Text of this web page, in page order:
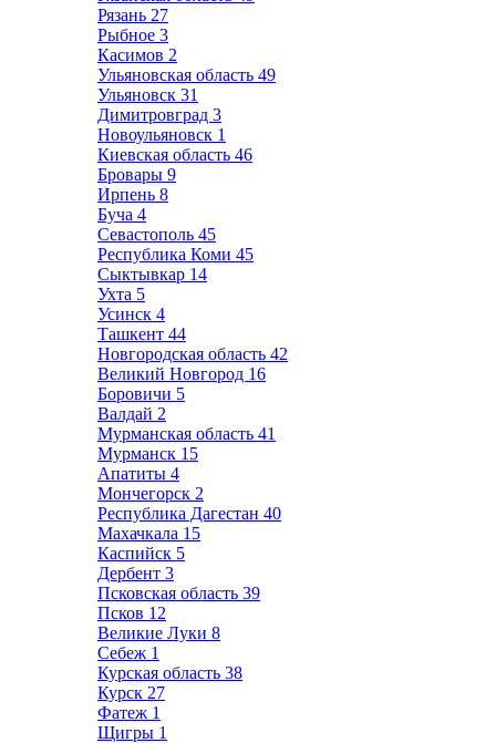
Рязань 27
Рыбное 3
Касимов 2
Ульяновская область 49
Ульяновск 31
Димитровград 3
Новоульяновск 1
Киевская область 46
Бровары 9
Ирпень 8
Буча 4
Севастополь 45
Республика Коми 45
Сыктывкар 14
Ухта 5
Усинск 4
Ташкент 44
Новгородская область 42
Великий Новгород 16
Боровичи 5
Валдай 2
Мурманская область 41
Мурманск 15
Апатиты 4
Мончегорск 2
Республика Дагестан 40
Махачкала 15
Каспийск 5
Дербент 3
Псковская область 39
Псков 12
Великие Луки 8
Себеж 1
Курская область 38
Курск 27
Фатеж 1
Щигры 1